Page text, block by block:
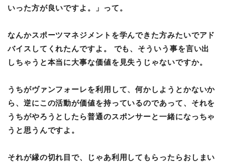
いった方が良いですよ。」って。
なんかスポーツマネジメントを学んできた方みたいでアド
バイスしてくれたんですよ。 でも、そういう事を言い出
しちゃうと本当に大事な価値を見失うじゃないですか。
うちがヴァンフォーレを利用して、何かしようとかないか
ら、逆にこの活動が価値を持っているのであって、それを
うちがやろうとしたら普通のスポンサーと一緒になっちゃ
うと思うんですよ。
それが縁の切れ目で、じゃあ利用してもらったらおしまい